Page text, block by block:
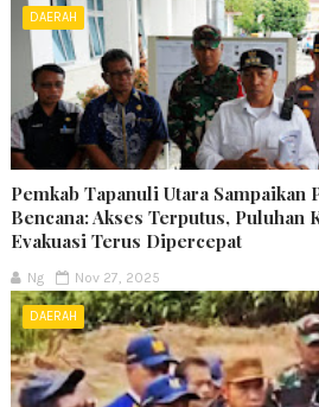
DAERAH
Pemkab Tapanuli Utara
Bencana: Akses Terputus, Puluhan
Evakuasi Terus Dipercepat
Ng Nov 27, 2025
DAERAH